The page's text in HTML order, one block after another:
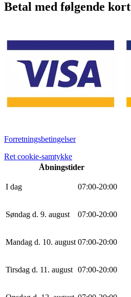
Betal med følgende kort
Forretningsbetingelser
Ret cookie-samtykke
Åbningstider
I dag 07:00-20:00
Søndag d. 9. august 07:00-20:00
Mandag d. 10. august 07:00-20:00
Tirsdag d. 11. august 07:00-20:00